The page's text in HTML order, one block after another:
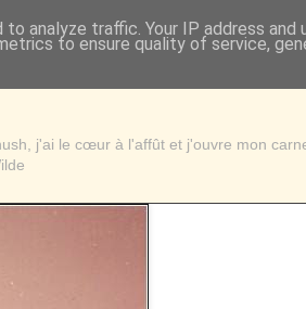
j'ai le cœur à l'affût et j'ouvre mon
analyze traffic. Your IP address and
to ensure quality of service,